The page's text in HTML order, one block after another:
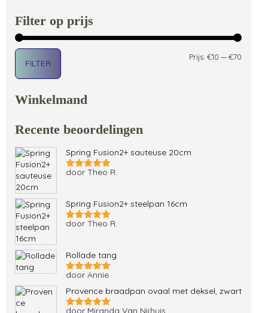
Filter op prijs
FILTER
Prijs: €10 — €70
Winkelmand
Recente beoordelingen
Spring Fusion2+ sauteuse 20cm
Gewaardeerd
door Theo R.
Spring Fusion2+ steelpan 16cm
Gewaardeerd
door Theo R.
Rollade tang
Gewaardeerd
door Annie
Provence braadpan ovaal met deksel, zwart
door Miranda Van Nijhuis